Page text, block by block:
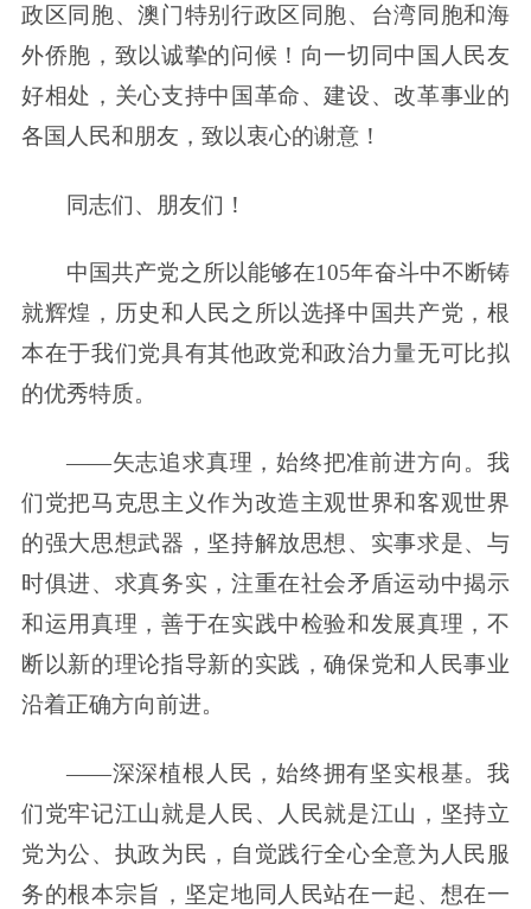
政区同胞、澳门特别行政区同胞、台湾同胞和海
外侨胞，致以诚挚的问候！向一切同中国人民友
好相处，关心支持中国革命、建设、改革事业的
各国人民和朋友，致以衷心的谢意！
同志们、朋友们！
中国共产党之所以能够在105年奋斗中不断铸
就辉煌，历史和人民之所以选择中国共产党，根
本在于我们党具有其他政党和政治力量无可比拟
的优秀特质。
——矢志追求真理，始终把准前进方向。我
们党把马克思主义作为改造主观世界和客观世界
的强大思想武器，坚持解放思想、实事求是、与
时俱进、求真务实，注重在社会矛盾运动中揭示
和运用真理，善于在实践中检验和发展真理，不
断以新的理论指导新的实践，确保党和人民事业
沿着正确方向前进。
——深深植根人民，始终拥有坚实根基。我
们党牢记江山就是人民、人民就是江山，坚持立
党为公、执政为民，自觉践行全心全意为人民服
务的根本宗旨，坚定地同人民站在一起、想在一